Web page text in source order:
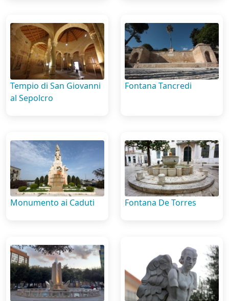
Tempio di San Giovanni
al Sepolcro
Fontana Tancredi
Monumento ai Caduti Fontana De Torres